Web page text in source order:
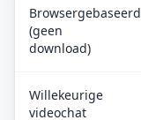
Browsergebaseerd
(geen
download)
Willekeurige
videochat